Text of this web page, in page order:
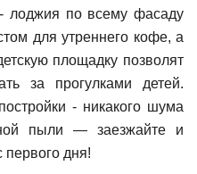
лоджия по всему фасаду
для утреннего кофе, а
площадку позволят
за прогулками детей.
- никакого шума
пыли — заезжайте и
дня!